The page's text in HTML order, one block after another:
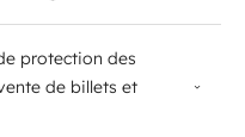
protection des
de billets et